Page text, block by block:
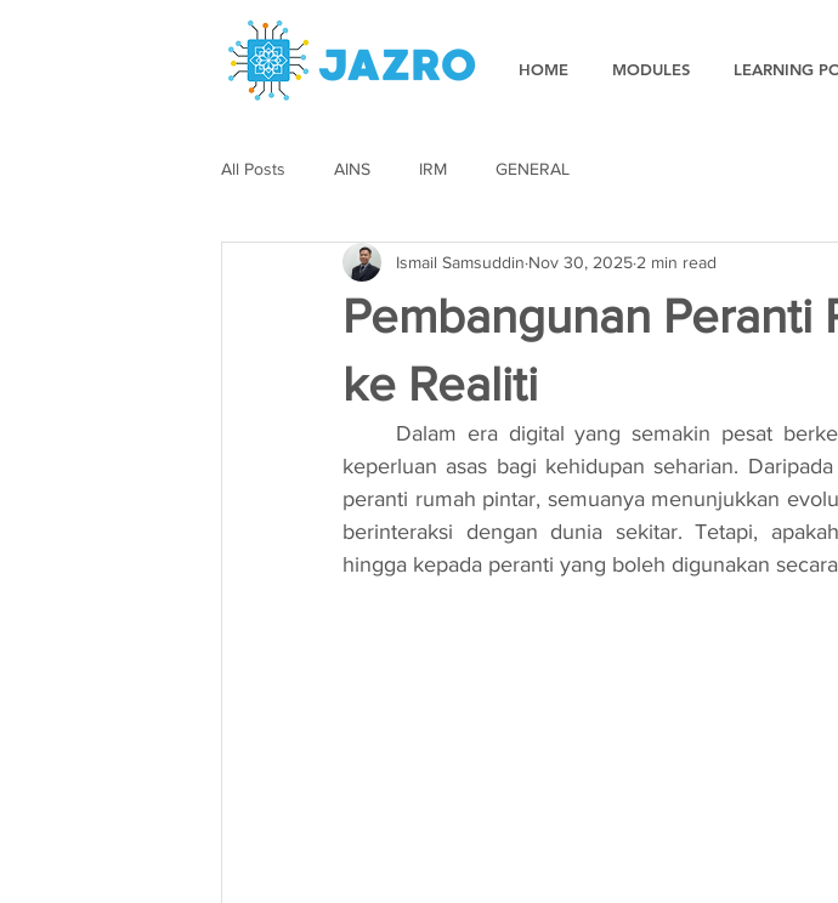
HOME MODULES LEARNING
All Posts AINS IRM GENERAL
Pembangunan Peranti
ke Realiti
Ismail Samsuddin Nov 30, 2025 2 min read
keperluan asas bagi kehidupan seharian.
peranti rumah pintar, semuanya menunjukkan
berinteraksi dengan dunia sekitar. Tetapi,
hingga kepada peranti yang boleh digunakan